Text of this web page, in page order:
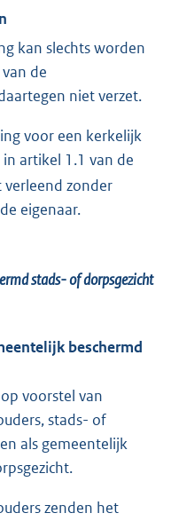
kan slechts worden
de
niet verzet.
voor een kerkelijk
artikel 1.1 van de
zonder
eigenaar.
stads- of dorpsgezicht
beschermd
voorstel van
stads- of
als gemeentelijk
zenden het